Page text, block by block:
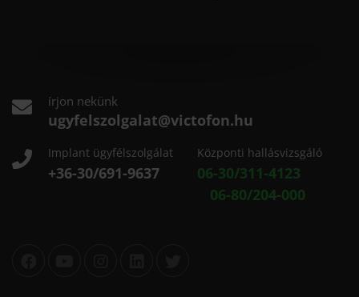
írjon nekünk
ugyfelszolgalat@victofon.hu
Implant ügyfélszolgálat
+36-30/691-9637
Központi hallásvizsgáló
06-30/311-4123
06-80/204-000